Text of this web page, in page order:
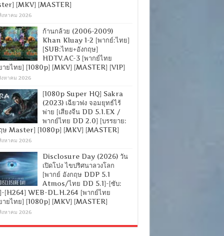
[MKV] [MASTER]
งหาคม 2026
ก้านกล้วย (2006-2009)
Khan Kluay 1-2 [พากย์:ไทย]
[SUB:ไทย+อังกฤษ]
HDTV.AC-3 [พากย์ไทย
ายไทย] [1080p] [MKV] [MASTER] [VIP]
งหาคม 2026
[1080p Super HQ] Sakra
(2023) เฉียวฟง จอมยุทธ์ไร้
พ่าย [เสียงจีน DD 5.1.EX /
พากย์ไทย DD 2.0] [บรรยาย:
ษ Master] [1080p] [MKV] [MASTER]
งหาคม 2026
Disclosure Day (2026) วัน
เปิดโปง ไขปริศนาลวงโลก
[พากย์ อังกฤษ DDP 5.1
Atmos/ไทย DD 5.1]-[ซับ:
[H264] WEB-DL.H.264 [พากย์ไทย
ายไทย] [1080p] [MKV] [MASTER]
งหาคม 2026